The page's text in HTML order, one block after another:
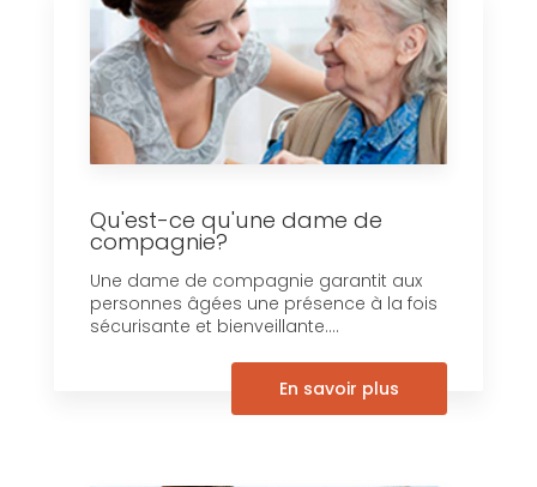
Qu'est-ce qu'une dame de
compagnie?
Une dame de compagnie garantit aux
personnes âgées une présence à la fois
sécurisante et bienveillante....
En savoir plus